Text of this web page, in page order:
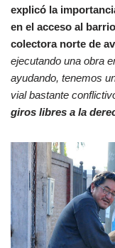
explicó la
en el acceso al
colectora norte de
ejecutando una obra
ayudando, tenemos
vial bastante
giros libres a la